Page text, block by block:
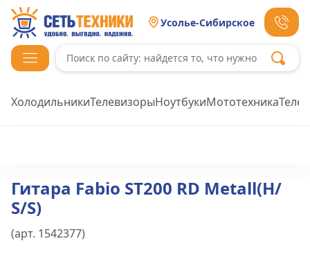
Усолье-Сибирское
ХолодильникиТелевизорыНоутбукиМототехника
Гитара Fabio ST200 RD Metall(Н/
S/S)
(арт. 1542377)